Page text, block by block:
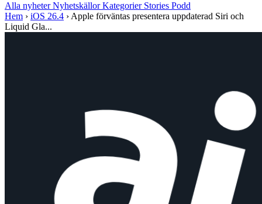
Alla nyheterNyhetskällorKategorier Stories Podd
Hem › iOS 26.4 › Apple förväntas presentera uppdaterad Siri och
Liquid Gla...